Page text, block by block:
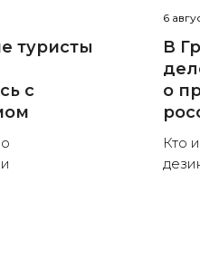
туристы
с
6
В
о
Кто